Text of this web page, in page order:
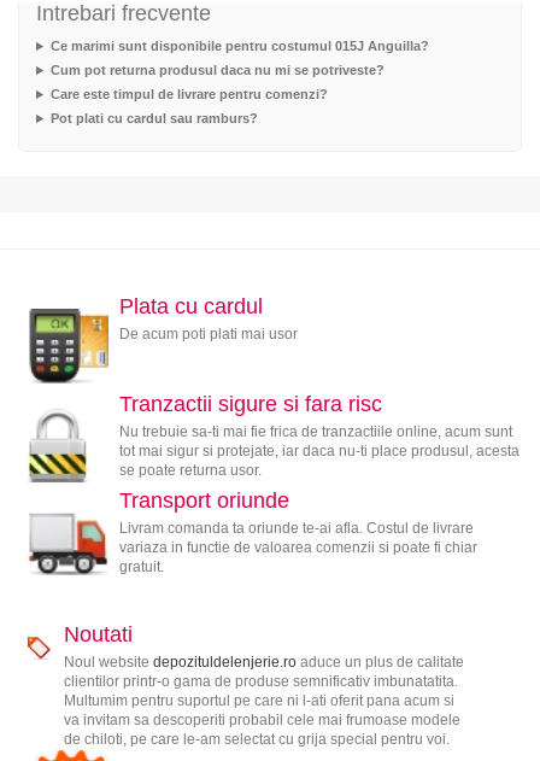
Intrebari frecvente
Ce marimi sunt disponibile pentru costumul 015J Anguilla?
Cum pot returna produsul daca nu mi se potriveste?
Care este timpul de livrare pentru comenzi?
Pot plati cu cardul sau ramburs?
Plata cu cardul
De acum poti plati mai usor
Tranzactii sigure si fara risc
Nu trebuie sa-ti mai fie frica de tranzactiile online, acum sunt
tot mai sigur si protejate, iar daca nu-ti place produsul, acesta
se poate returna usor.
Transport oriunde
Livram comanda ta oriunde te-ai afla. Costul de livrare
variaza in functie de valoarea comenzii si poate fi chiar
gratuit.
Noutati
Noul website depozituldelenjerie.roaduce un plus de calitate
clientilor printr-o gama de produse semnificativ imbunatatita.
Multumim pentru suportul pe care ni l-ati oferit pana acum si
va invitam sa descoperiti probabil cele mai frumoase modele
de chiloti, pe care le-am selectat cu grija special pentru voi.